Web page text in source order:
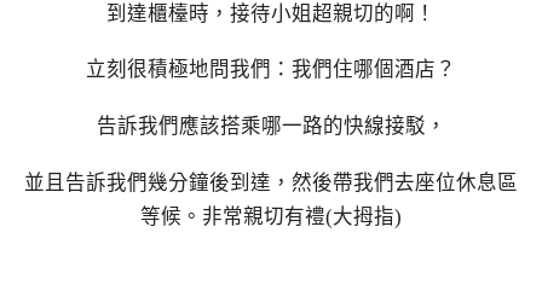
到達櫃檯時，接待小姐超親切的啊！
立刻很積極地問我們：我們住哪個酒店？
告訴我們應該搭乘哪一路的快線接駁，
並且告訴我們幾分鐘後到達，然後帶我們去座位休息區
等候。非常親切有禮(大拇指)